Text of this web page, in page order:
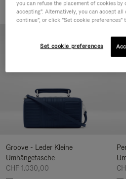
Groove - Leder Kleine
Umhängetasche
CHF 1.030,00
you can refuse the placement of cookies
accepting". Alternatively, you can accept
continue", or click "Set cookie preferences"
Set cookie preferences